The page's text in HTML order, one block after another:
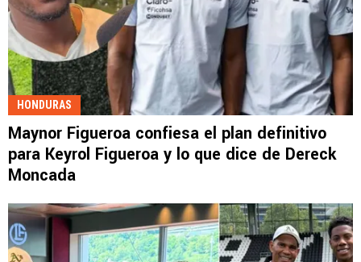
HONDURAS
Maynor Figueroa confiesa el plan definitivo
para Keyrol Figueroa y lo que dice de Dereck
Moncada